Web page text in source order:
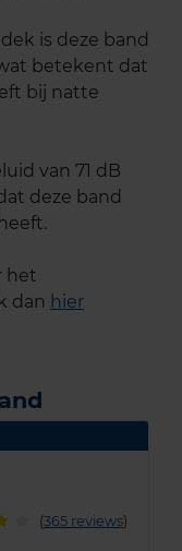
is deze band
betekent dat
bij natte
van 71 dB
deze band
het
dan hier
(365 reviews)